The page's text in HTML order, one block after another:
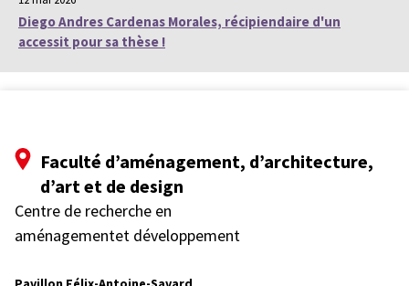
Diego Andres Cardenas Morales, récipiendaire d'un
accessit pour sa thèse !
Faculté d’aménagement, d’architecture,
d’art et de design
Centre de recherche en
aménagementet développement